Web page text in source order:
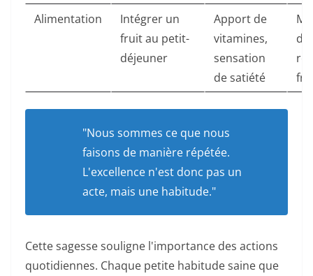
Alimentation
Intégrer un
fruit au petit-
déjeuner
Apport de
vitamines,
sensation
de satiété
"Nous sommes ce que nous
faisons de manière répétée.
L'excellence n'est donc pas un
acte, mais une habitude."
Cette sagesse souligne l'importance des actions
quotidiennes. Chaque petite habitude saine que